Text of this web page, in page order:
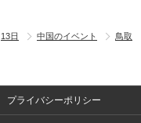
13日 中国のイベント
鳥取
プライバシーポリシー